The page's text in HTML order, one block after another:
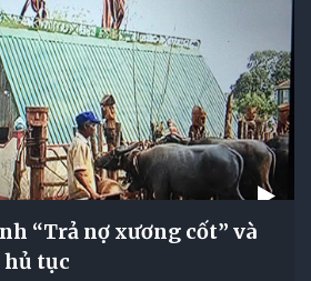
“Trả nợ xương cốt” và
hủ tục